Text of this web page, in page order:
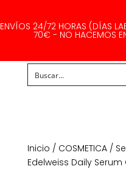
ENVÍOS 24/72 HORAS (DÍAS
70€ - NO HACEMOS
Inicio / COSMETICA/
Edelweiss Daily